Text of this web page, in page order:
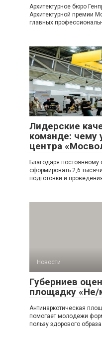
Архитектурное бюро
Архитектурной премии
главных
Новости
Лидерские
команде: чему
центра
Благодаря постоянному
сформировать 2,6
подготовки и
Новости
Губерниев
площадку «Не/
Антинаркотическая
помогает молодежи
пользу здорового образа